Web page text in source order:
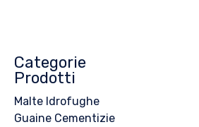
Categorie
Prodotti
Malte Idrofughe
Guaine Cementizie